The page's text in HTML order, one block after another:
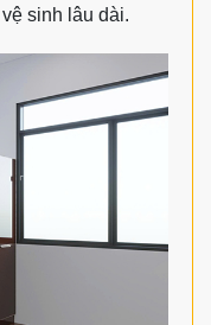
sinh lâu dài.